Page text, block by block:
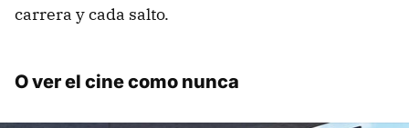
carrera y cada salto.
O ver el cine como nunca